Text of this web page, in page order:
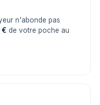
n'abonde pas
€ de votre poche au